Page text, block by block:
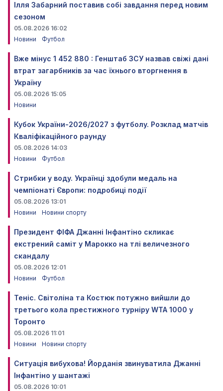
Ілля Забарний поставив собі завдання перед новим
сезоном
05.08.2026 16:02
Новини
Футбол
Вже мінус 1 452 880 : Генштаб ЗСУ назвав свіжі дані
втрат загарбників за час їхнього вторгнення в
Україну
05.08.2026 15:05
Новини
Кубок України-2026/2027 з футболу. Розклад матчів
Кваліфікаційного раунду
05.08.2026 14:03
Новини
Футбол
Стрибки у воду. Українці здобули медаль на
чемпіонаті Європи: подробиці події
05.08.2026 13:01
Новини
Новини спорту
Президент ФІФА Джанні Інфантіно скликає
екстрений саміт у Марокко на тлі величезного
скандалу
05.08.2026 12:01
Новини
Футбол
Теніс. Світоліна та Костюк потужно вийшли до
третього кола престижного турніру WTA 1000 у
Торонто
05.08.2026 11:01
Новини
Новини спорту
Ситуація вибухова! Йорданія звинуватила Джанні
Інфантіно у шантажі
05.08.2026 10:01